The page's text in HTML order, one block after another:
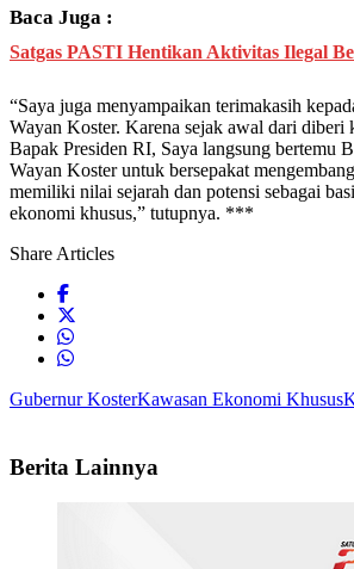
Baca Juga :
Satgas PASTI Hentikan Aktivitas Ilegal
“Saya juga menyampaikan terimakasih
Wayan Koster. Karena sejak awal dari diberi
Bapak Presiden RI, Saya langsung bertemu
Wayan Koster untuk bersepakat
memiliki nilai sejarah dan potensi sebagai
ekonomi khusus,” tutupnya. ***
Share Articles
Gubernur KosterKawasan Ekonomi Khusus
Berita Lainnya